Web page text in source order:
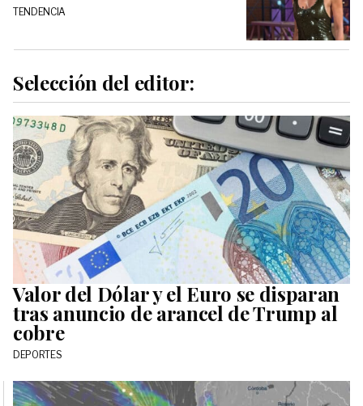
TENDENCIA
Selección del editor:
Valor del Dólar y el Euro se disparan
tras anuncio de arancel de Trump al
cobre
DEPORTES